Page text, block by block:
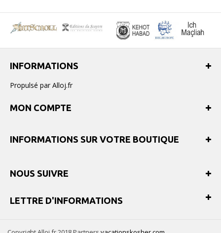
INFORMATIONS
Propulsé par Alloj.fr
MON COMPTE
INFORMATIONS SUR VOTRE BOUTIQUE
NOUS SUIVRE
LETTRE D'INFORMATIONS